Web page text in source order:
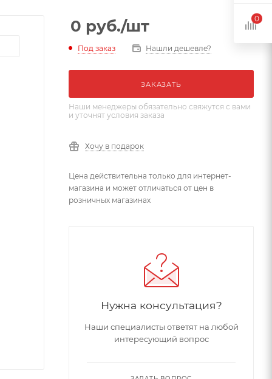
0 руб./шт
Под заказ Нашли дешевле?
ЗАКАЗАТЬ
Наши менеджеры обязательно свяжутся с вами
и уточнят условия заказа
Хочу в подарок
Цена действительна только для интернет-
магазина и может отличаться от цен в
розничных магазинах
Нужна консультация?
Наши специалисты ответят на любой
интересующий вопрос
0